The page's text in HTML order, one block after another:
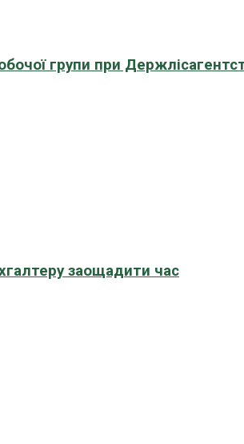
групи при
заощадити час